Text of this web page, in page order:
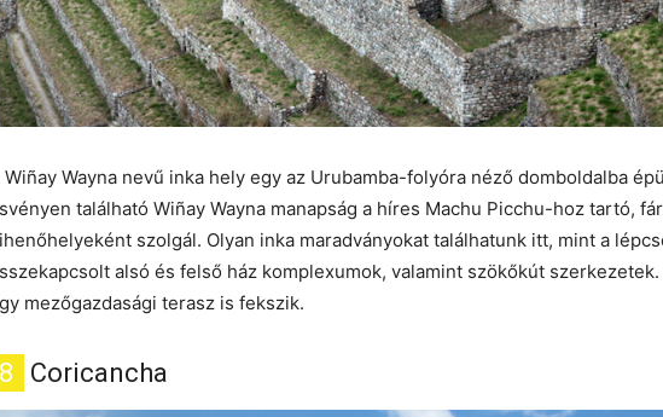
Wiñay Wayna nevű inka hely egy az Urubamba-folyóra néző domboldalba
található Wiñay Wayna manapság a híres Machu Picchu-hoz tartó,
szolgál. Olyan inka maradványokat találhatunk itt, mint a
alsó és felső ház komplexumok, valamint szökőkút
mezőgazdasági terasz is fekszik.
8 Coricancha